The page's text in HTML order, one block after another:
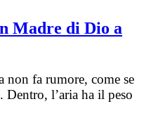
Madre di Dio a
non fa rumore, come se
Dentro, l’aria ha il peso